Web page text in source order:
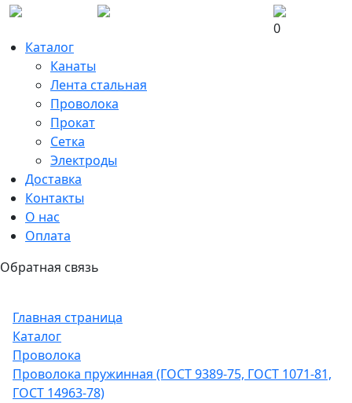
0
Каталог
Канаты
Лента стальная
Проволока
Прокат
Сетка
Электроды
Доставка
Контакты
О нас
Оплата
Обратная связь
Главная страница
Каталог
Проволока
Проволока пружинная (ГОСТ 9389-75, ГОСТ 1071-81,
ГОСТ 14963-78)